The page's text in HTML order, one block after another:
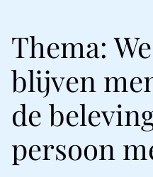
Thema:
blijven
de
persoon